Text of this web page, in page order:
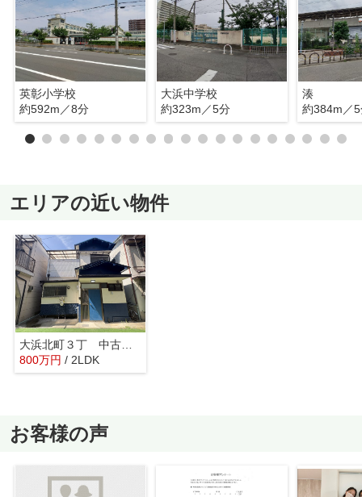
英彰小学校
約592m／8分
大浜中学校
約323m／5分
湊
約384m／
エリアの近い物件
大浜北町３丁 中古戸建
800万円 / 2LDK
お客様の声